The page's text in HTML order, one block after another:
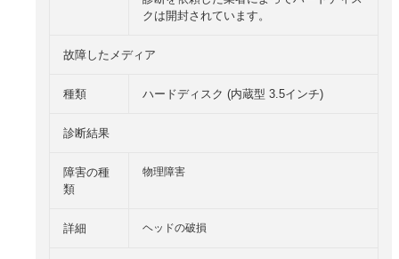
クは開封されています。
故障したメディア
種類 ハードディスク (内蔵型 3.5インチ)
診断結果
障害の種
類
物理障害
詳細 ヘッドの破損